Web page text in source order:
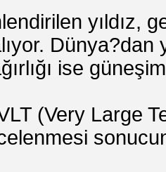
yıldız,
Dünya?dan
ise
(Very Large